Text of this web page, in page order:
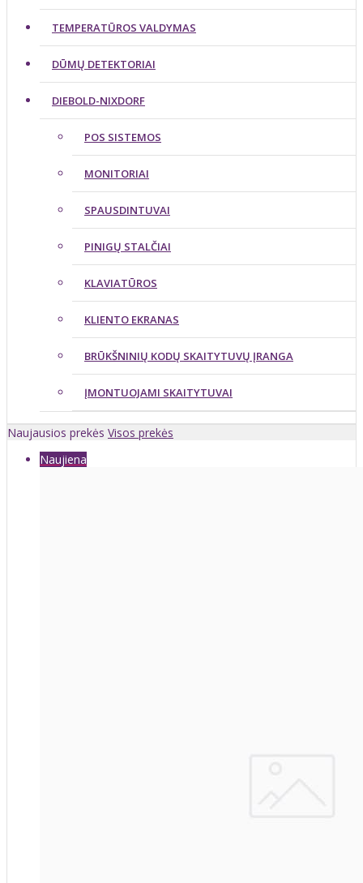
TEMPERATŪROS VALDYMAS
DŪMŲ DETEKTORIAI
DIEBOLD-NIXDORF
POS SISTEMOS
MONITORIAI
SPAUSDINTUVAI
PINIGŲ STALČIAI
KLAVIATŪROS
KLIENTO EKRANAS
BRŪKŠNINIŲ KODŲ SKAITYTUVŲ ĮRANGA
ĮMONTUOJAMI SKAITYTUVAI
Naujausios prekės Visos prekės
Naujiena